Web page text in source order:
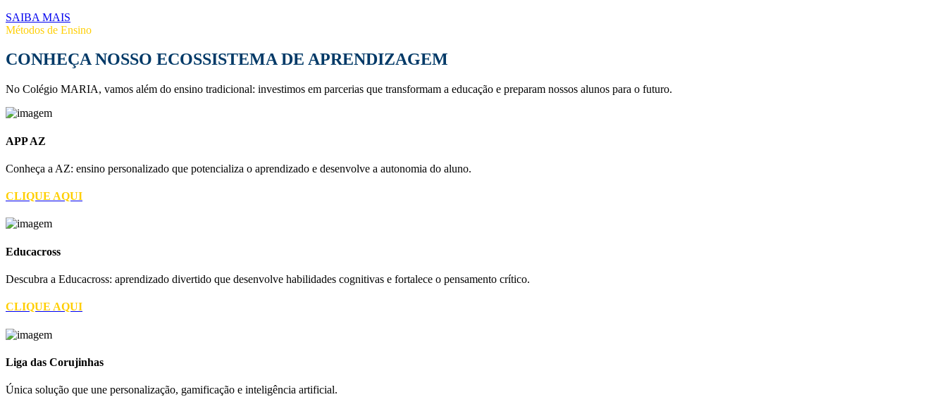
SAIBA MAIS
Métodos de Ensino
CONHEÇA NOSSO ECOSSISTEMA DE APRENDIZAGEM
No Colégio MARIA, vamos além do ensino tradicional: investimos em parcerias que transformam a educação e preparam nossos alunos para o futuro.
APP AZ
Conheça a AZ: ensino personalizado que potencializa o aprendizado e desenvolve a autonomia do aluno.
CLIQUE AQUI
Educacross
Descubra a Educacross: aprendizado divertido que desenvolve habilidades cognitivas e fortalece o pensamento crítico.
CLIQUE AQUI
Liga das Corujinhas
Única solução que une personalização, gamificação e inteligência artificial.